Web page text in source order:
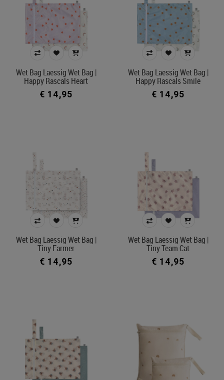
Wet Bag Laessig Wet Bag |
Happy Rascals Heart
€ 14,95
Wet Bag Laessig Wet Bag |
Happy Rascals Smile
€ 14,95
Wet Bag Laessig Wet Bag |
Tiny Farmer
€ 14,95
Wet Bag Laessig Wet Bag |
Tiny Team Cat
€ 14,95